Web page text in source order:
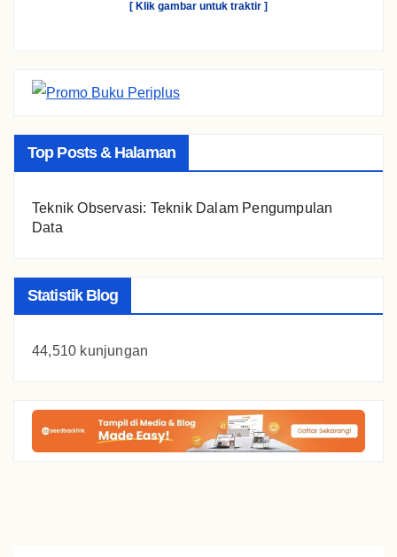
[ Klik gambar untuk traktir ]
Top Posts & Halaman
Teknik Observasi: Teknik Dalam Pengumpulan
Data
Statistik Blog
44,510 kunjungan